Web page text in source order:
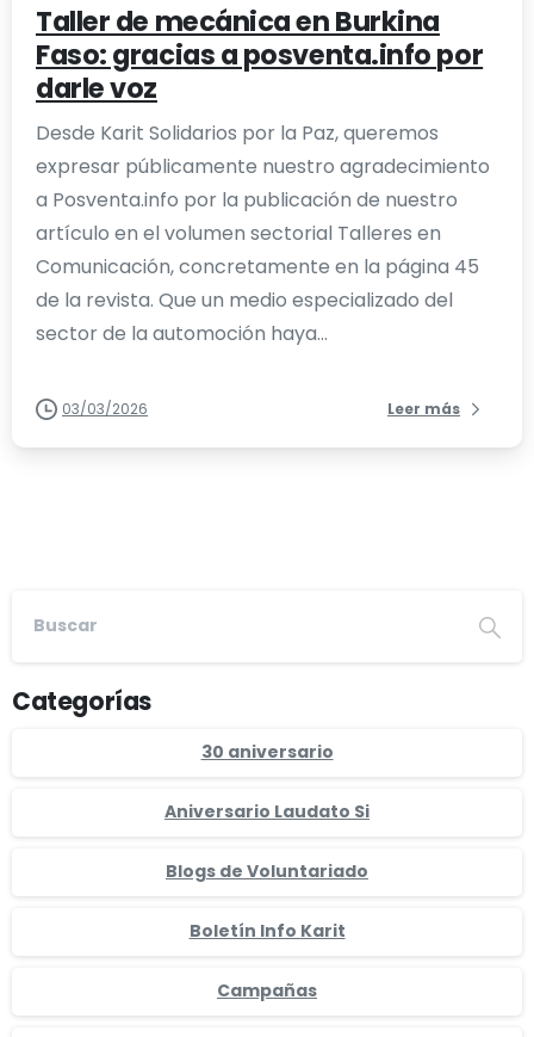
Taller de mecánica en Burkina
Faso: gracias a posventa.info por
darle voz
Desde Karit Solidarios por la Paz, queremos
expresar públicamente nuestro agradecimiento
a Posventa.info por la publicación de nuestro
artículo en el volumen sectorial Talleres en
Comunicación, concretamente en la página 45
de la revista. Que un medio especializado del
sector de la automoción haya...
03/03/2026 Leer más
Categorías
30 aniversario
Aniversario Laudato Si
Blogs de Voluntariado
Boletín Info Karit
Campañas